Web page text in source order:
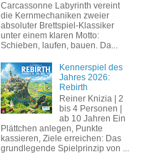
Carcassonne Labyrinth vereint
die Kernmechaniken zweier
absoluter Brettspiel-Klassiker
unter einem klaren Motto:
Schieben, laufen, bauen. Da...
Kennerspiel des
Jahres 2026:
Rebirth
Reiner Knizia | 2
bis 4 Personen |
ab 10 Jahren Ein
Plättchen anlegen, Punkte
kassieren, Ziele erreichen: Das
grundlegende Spielprinzip von ...